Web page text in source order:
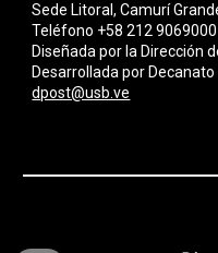
Sede Litoral, Camurí
Teléfono +58 212 9069000
Diseñada por la Dirección
Desarrollada por
dpost@usb.ve